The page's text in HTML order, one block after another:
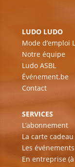
LUDO LUDO
Mode d’emploi
Notre équipe
Ludo ASBL
Événement.be
Contact
SERVICES
L’abonnement
La carte cadeau
Les événements
En entreprise